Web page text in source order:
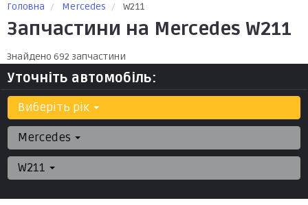
Головна Mercedes W211
Запчастини на Mercedes W211
Знайдено 692 запчастини
Уточніть автомобіль:
Виберіть рік
Mercedes
W211